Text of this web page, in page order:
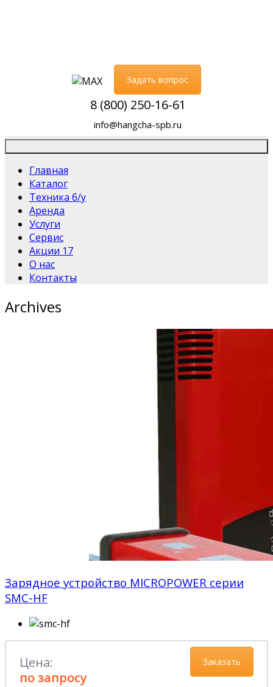
Задать вопрос
8 (800) 250-16-61
info@hangcha-spb.ru
Главная
Каталог
Техника б/у
Аренда
Услуги
Сервис
Акции 17
О нас
Контакты
Archives
Зарядное устройство MICROPOWER серии
SMC-HF
Заказать
Цена:
по запросу